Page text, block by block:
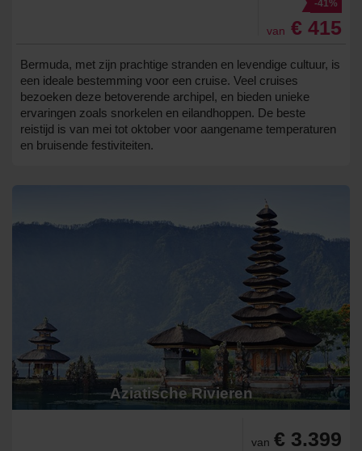
-41%
van € 415
Bermuda, met zijn prachtige stranden en levendige cultuur, is
een ideale bestemming voor een cruise. Veel cruises
bezoeken deze betoverende archipel, en bieden unieke
ervaringen zoals snorkelen en eilandhoppen. De beste
reistijd is van mei tot oktober voor aangename temperaturen
en bruisende festiviteiten.
Aziatische Rivieren
van € 3.399